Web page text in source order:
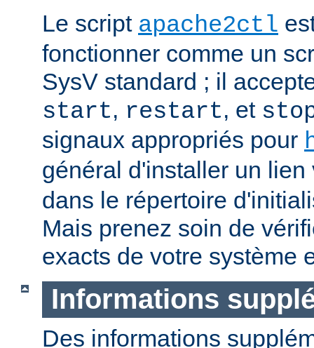
Le script apache2ctl
fonctionner comme un
SysV standard ; il
start, restart, et
signaux appropriés pour
général d'installer un
dans le répertoire
Mais prenez soin de
exacts de votre système
Informations
Des informations